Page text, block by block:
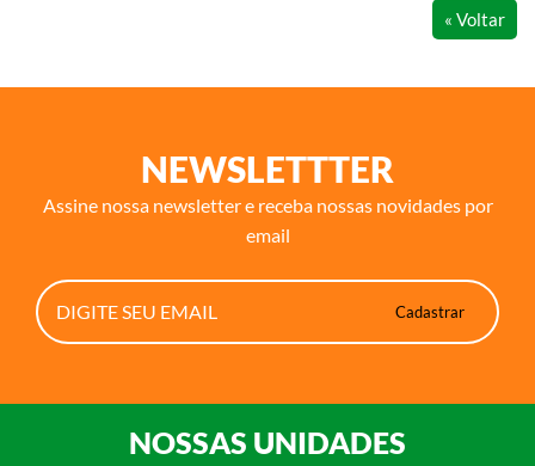
« Voltar
NEWSLETTTER
Assine nossa newsletter e receba nossas novidades por
email
NOSSAS UNIDADES